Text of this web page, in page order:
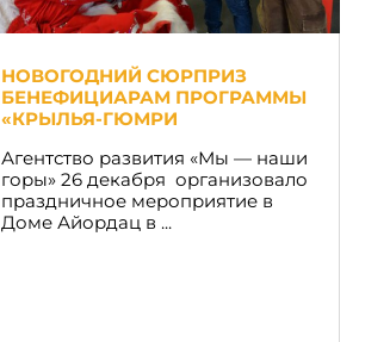
НОВОГОДНИЙ СЮРПРИЗ
БЕНЕФИЦИАРАМ ПРОГРАММЫ
«КРЫЛЬЯ-ГЮМРИ
Агентство развития «Мы — наши
горы» 26 декабря организовало
праздничное мероприятие в
Доме Айордац в ...